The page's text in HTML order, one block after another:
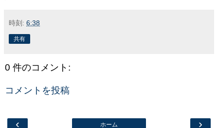
時刻: 6:38
共有
0 件のコメント:
コメントを投稿
‹ ›
ホーム